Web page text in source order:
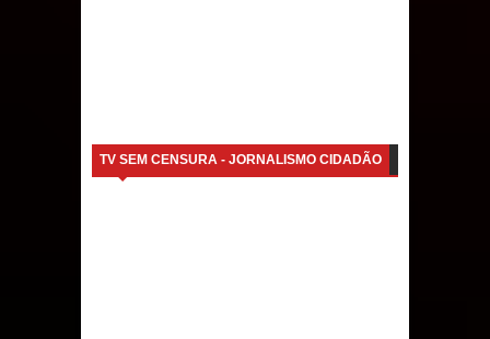
TV SEM CENSURA - JORNALISMO CIDADÃO